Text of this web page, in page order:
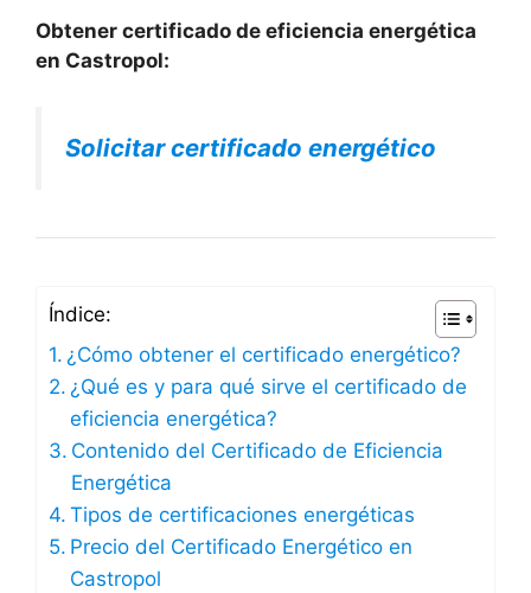
Obtener certificado de eficiencia energética
en Castropol:
Solicitar certificado energético
Índice:
¿Cómo obtener el certificado energético?
¿Qué es y para qué sirve el certificado de
eficiencia energética?
Contenido del Certificado de Eficiencia
Energética
Tipos de certificaciones energéticas
Precio del Certificado Energético en
Castropol